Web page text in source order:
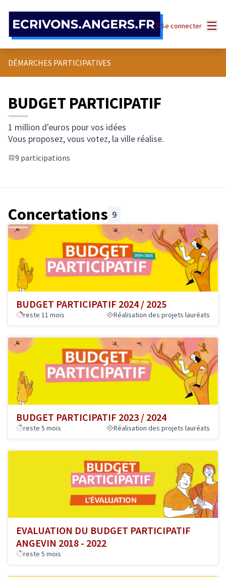
Se connecter
DÉMARCHES PARTICIPATIVES
BUDGET PARTICIPATIF
1 million d'euros pour vos idées
Vous proposez, vous votez, la ville réalise.
9 participations
Concertations 9
BUDGET PARTICIPATIF 2024 / 2025
reste 11 mois Réalisation des projets lauréats
BUDGET PARTICIPATIF 2023 / 2024
reste 5 mois Réalisation des projets lauréats
EVALUATION DU BUDGET PARTICIPATIF
ANGEVIN 2018 - 2022
reste 5 mois